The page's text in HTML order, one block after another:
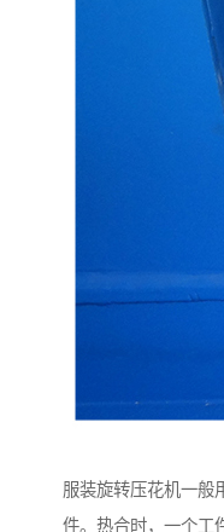
服装旋转压花机一般
件。热合时，一个工